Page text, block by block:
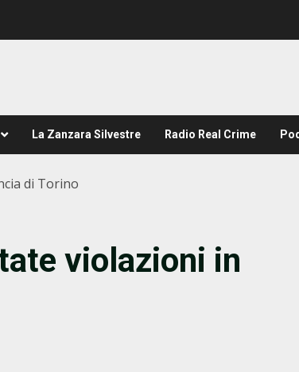
La Zanzara Silvestre Radio Real Crime
di Torino
violazioni in